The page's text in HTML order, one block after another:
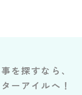
を探すなら、
ーアイルへ！